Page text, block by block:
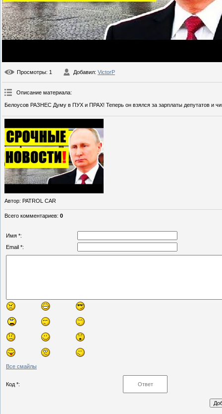
Просмотры: 1 Добавил: VictorP
Описание материала:
Белоусов РАЗНЕС Думу в ПУХ и ПРАХ! Теперь он взялся за зарплаты депутатов и
Автор: PATROL CAR
Всего комментариев: 0
Имя *:
Email *:
Все смайлы
Код *: